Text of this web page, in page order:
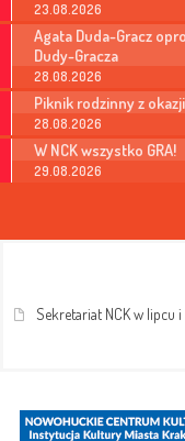
23.08.2026
Agata Duda-Gracz
Dudy-Gracza
28.08.2026
Piknik rodzinny z
28.08.2026
W NCK wszystko GRA!
29.08.2026
Sekretariat NCK w lipcu